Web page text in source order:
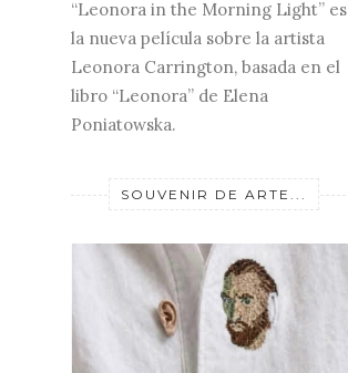
“Leonora in the Morning Light” es
la nueva película sobre la artista
Leonora Carrington, basada en el
libro “Leonora” de Elena
Poniatowska.
SOUVENIR DE ARTE...